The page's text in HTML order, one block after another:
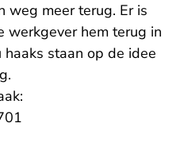
weg meer terug. Er is
werkgever hem terug in
staan op de idee